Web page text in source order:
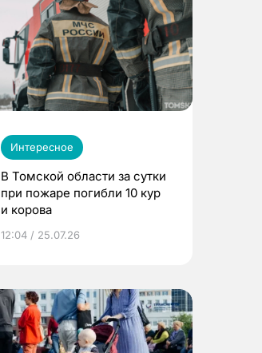
Интересное
В Томской области за сутки
при пожаре погибли 10 кур
и корова
12:04 / 25.07.26